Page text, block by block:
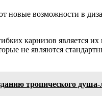
новые возможности в
карнизов является их
не являются
тропического